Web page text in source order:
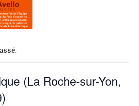
(La Roche-sur-Yon,